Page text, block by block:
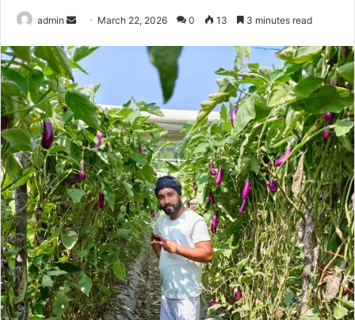
admin
Send
email
March 22, 2026 0 13 3 minutes read